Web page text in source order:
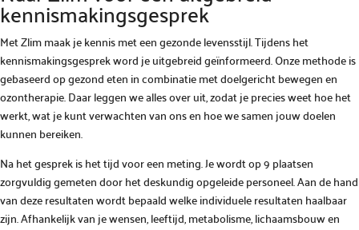
kennismakingsgesprek
Met Zlim maak je kennis met een gezonde levensstijl. Tijdens het
kennismakingsgesprek word je uitgebreid geïnformeerd. Onze methode is
gebaseerd op gezond eten in combinatie met doelgericht bewegen en
ozontherapie. Daar leggen we alles over uit, zodat je precies weet hoe het
werkt, wat je kunt verwachten van ons en hoe we samen jouw doelen
kunnen bereiken.
Na het gesprek is het tijd voor een meting. Je wordt op 9 plaatsen
zorgvuldig gemeten door het deskundig opgeleide personeel. Aan de hand
van deze resultaten wordt bepaald welke individuele resultaten haalbaar
zijn. Afhankelijk van je wensen, leeftijd, metabolisme, lichaamsbouw en